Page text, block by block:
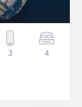
3 4